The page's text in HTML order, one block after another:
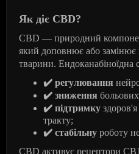
Як діє CBD?
CBD — природний
який доповнює або замінює
тварини. Ендоканабіноїдна
✔️ регулювання
✔️ зниження больових
✔️ підтримку
тракту;
✔️ стабільну роботу
CBD активує рецептори CB